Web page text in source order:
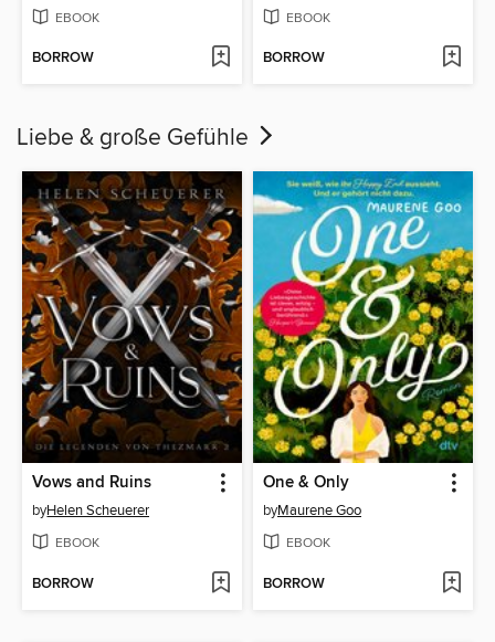
EBOOK
BORROW
EBOOK
BORROW
Liebe & große Gefühle
Vows and Ruins
byHelen Scheuerer
EBOOK
BORROW
One & Only
byMaurene Goo
EBOOK
BORROW